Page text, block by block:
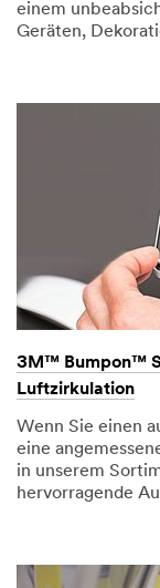
einem
Geräten,
3M™ Bumpon™
Luftzirkulation
Wenn Sie einen
eine
in unserem
hervorragende